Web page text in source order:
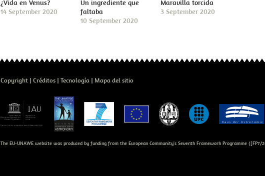
¿Vida en Venus?
14 September 2020
Un ingrediente que
faltaba
10 September 2020
Maravilla torcida
3 September 2020
Copyright Créditos Tecnología Mapa del sitio
The EU-UNAWE website was produced by funding from the European Community's Seventh Framework Programme